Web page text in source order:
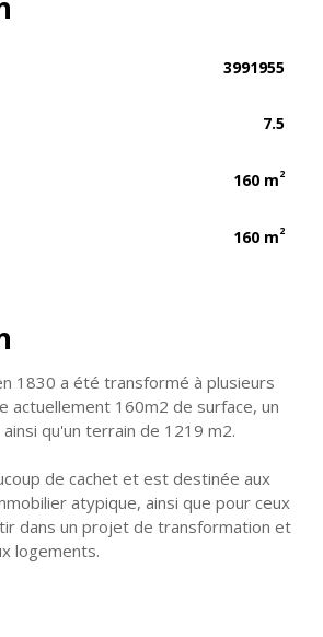
3991955
7.5
160 m2
160 m2
1830 a été transformé à plusieurs
actuellement 160m2 de surface, un
qu'un terrain de 1219 m2.
de cachet et est destinée aux
atypique, ainsi que pour ceux
dans un projet de transformation et
logements.